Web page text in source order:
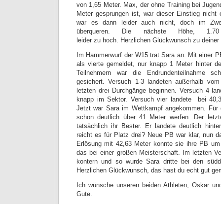
von 1,65 Meter. Max, der ohne Training bei
Meter gesprungen ist, war dieser Einstieg nicht
war es dann leider auch nicht, doch im
überqueren. Die nächste Höhe,
leider zu hoch. Herzlichen Glückwunsch zu
Im Hammerwurf der W15 trat Sara an. Mit einer
als vierte gemeldet, nur knapp 1 Meter hinter
Teilnehmern war die Endrundenteilnahme
gesichert. Versuch 1-3 landeten außerhalb
letzten drei Durchgänge beginnen. Versuch 4
knapp im Sektor. Versuch vier landete bei
Jetzt war Sara im Wettkampf angekommen.
schon deutlich über 41 Meter werfen. Der
tatsächlich ihr Bester. Er landete deutlich
reicht es für Platz drei? Neue PB war klar, nun
Erlösung mit 42,63 Meter konnte sie ihre PB
das bei einer großen Meisterschaft. Im letzten
kontern und so wurde Sara dritte bei den
Herzlichen Glückwunsch, das hast du echt gut
Ich wünsche unseren beiden Athleten, Oskar
Gute.